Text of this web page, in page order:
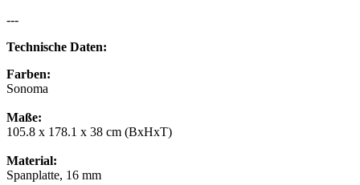
---
Technische Daten:
Farben:
Sonoma
Maße:
105.8 x 178.1 x 38 cm (BxHxT)
Material:
Spanplatte, 16 mm